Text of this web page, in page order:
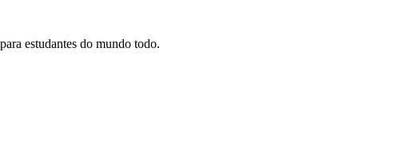
estudantes do mundo todo.